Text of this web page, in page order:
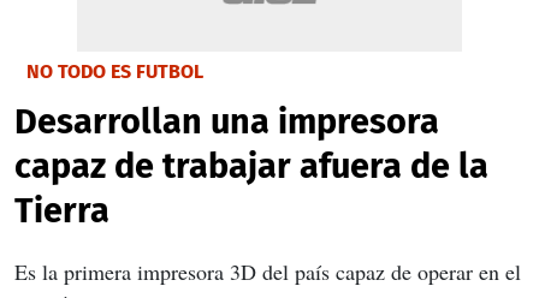
NO TODO ES FUTBOL
Desarrollan una impresora
capaz de trabajar afuera de la
Tierra
Es la primera impresora 3D del país capaz de operar en el